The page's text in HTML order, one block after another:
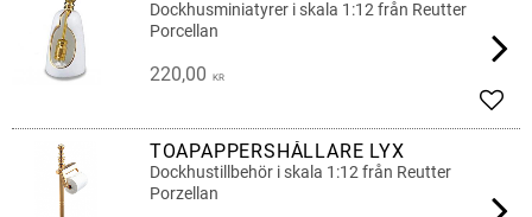
Dockhusminiatyrer i skala 1:12 från Reutter
Porcellan
220,00 KR
TOAPAPPERSHÅLLARE LYX
Dockhustillbehör i skala 1:12 från Reutter
Porzellan